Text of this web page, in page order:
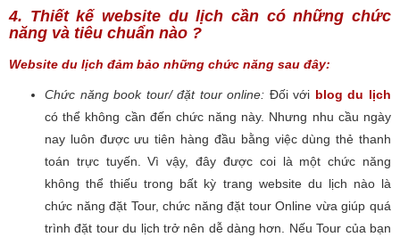
4. Thiết kế website du lịch cần có những chức
năng và tiêu chuẩn nào ?
Website du lịch đảm bảo những chức năng sau đây:
Chức năng book tour/ đặt tour online: Đối với blog du lịch
có thể không cần đến chức năng này. Nhưng nhu cầu ngày
nay luôn được ưu tiên hàng đầu bằng việc dùng thẻ thanh
toán trực tuyến. Vì vậy, đây được coi là một chức năng
không thể thiếu trong bất kỳ trang website du lịch nào là
chức năng đặt Tour, chức năng đặt tour Online vừa giúp quá
trình đặt tour du lịch trở nên dễ dàng hơn. Nếu Tour của bạn